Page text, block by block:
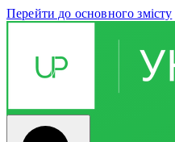
Перейти до основного змісту